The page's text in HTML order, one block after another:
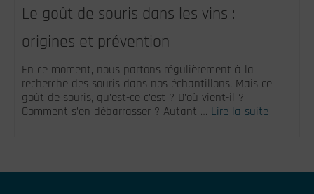
Le goût de souris dans les vins :
origines et prévention
En ce moment, nous partons régulièrement à la
recherche des souris dans nos échantillons. Mais ce
goût de souris, qu’est-ce c’est ? D’où vient-il ?
Comment s’en débarrasser ? Autant … Lire la suite